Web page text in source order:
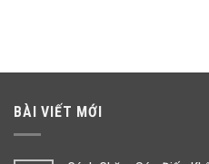
BÀI VIẾT MỚI